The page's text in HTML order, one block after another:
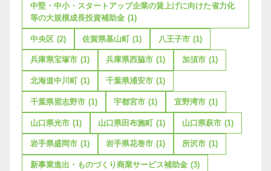
中堅・中小・スタートアップ企業の賃上げに向けた省力化
等の大規模成長投資補助金 (1)
中央区 (2) 佐賀県基山町 (1) 八王子市 (1)
兵庫県宝塚市 (1) 兵庫県西脇市 (1) 加須市 (1)
北海道中川町 (1) 千葉県浦安市 (1)
千葉県習志野市 (1) 宇都宮市 (1) 宜野湾市 (1)
山口県光市 (1) 山口県田布施町 (1) 山口県萩市 (1)
岩手県盛岡市 (1) 岩手県花巻市 (1) 所沢市 (1)
新事業進出・ものづくり商業サービス補助金 (3)